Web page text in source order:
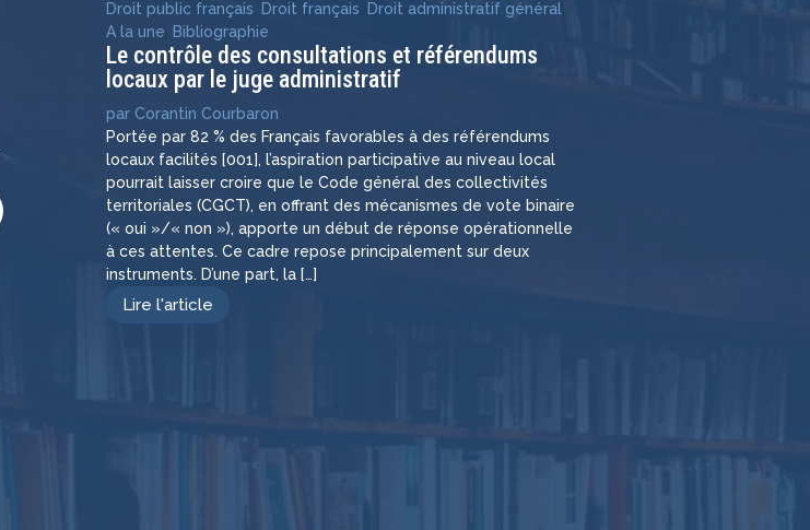
Droit public français Droit français Droit administratif général
A la une
Bibliographie
Le contrôle des consultations et référendums
locaux par le juge administratif
par Corantin Courbaron
Portée par 82 % des Français favorables à des référendums
locaux facilités [001], l’aspiration participative au niveau local
pourrait laisser croire que le Code général des collectivités
territoriales (CGCT), en offrant des mécanismes de vote binaire
(« oui »/« non »), apporte un début de réponse opérationnelle
à ces attentes. Ce cadre repose principalement sur deux
instruments. D’une part, la […]
Lire l'article